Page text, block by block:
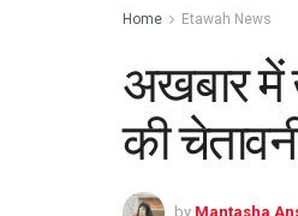
Home Etawah News
अखबार में
की
by Mantasha